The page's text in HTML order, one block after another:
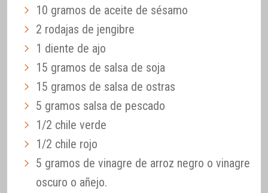
10 gramos de aceite de sésamo
2 rodajas de jengibre
1 diente de ajo
15 gramos de salsa de soja
15 gramos de salsa de ostras
5 gramos salsa de pescado
1/2 chile verde
1/2 chile rojo
5 gramos de vinagre de arroz negro o vinagre
oscuro o añejo.